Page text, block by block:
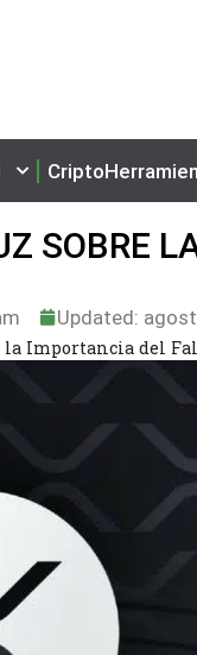
SOBRE
Updated:
la Importancia del